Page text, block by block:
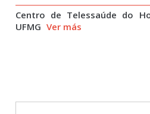
Centro de Telessaúde do
UFMG Ver más